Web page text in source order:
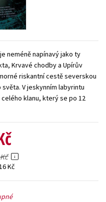
neméně napínavý jako ty
Krvavé chodby a Upírův
riskantní cestě severskou
V jeskynním labyrintu
klanu, který se po 12
Kč